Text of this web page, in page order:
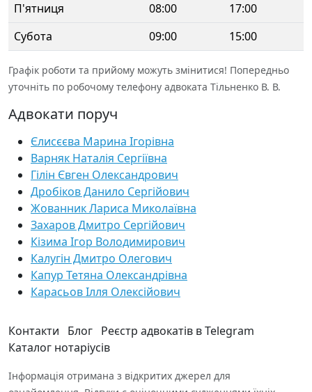
П'ятниця
08:00
17:00
Субота
09:00 15:00
Графік роботи та прийому можуть змінитися! Попередньо
уточніть по робочому телефону адвоката Тільненко В. В.
Адвокати поруч
Єлисєєва Марина Ігорівна
Варняк Наталія Сергіївна
Гілін Євген Олександрович
Дробіков Данило Сергійович
Жованник Лариса Миколаївна
Захаров Дмитро Сергійович
Кізима Ігор Володимирович
Калугін Дмитро Олегович
Капур Тетяна Олександрівна
Карасьов Ілля Олексійович
Контакти Блог Реєстр адвокатів в Telegram
Каталог нотаріусів
Інформація отримана з відкритих джерел для